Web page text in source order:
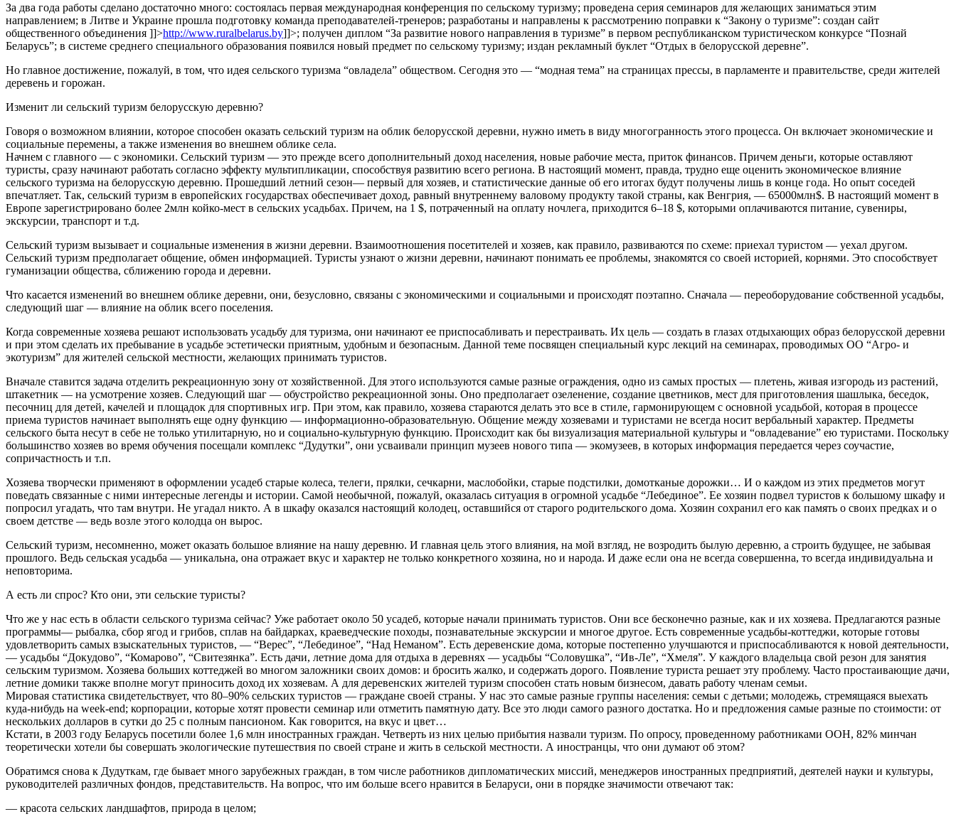
За два года работы сделано достаточно много: состоялась первая международная конференция по сельскому туризму; проведена серия семинаров для желающих заниматься этим
направлением; в Литве и Украине прошла подготовку команда преподавателей-тренеров; разработаны и направлены к рассмотрению поправки к “Закону о туризме”: создан сайт
общественного объединения ]]>http://www.ruralbelarus.by]]>; получен диплом “За развитие нового направления в туризме” в первом республиканском туристическом конкурсе “Познай
Беларусь”; в системе среднего специального образования появился новый предмет по сельскому туризму; издан рекламный буклет “Отдых в белорусской деревне”.
Но главное достижение, пожалуй, в том, что идея сельского туризма “овладела” обществом. Сегодня это — “модная тема” на страницах прессы, в парламенте и правительстве, среди жителей
деревень и горожан.
Изменит ли сельский туризм белорусскую деревню?
Говоря о возможном влиянии, которое способен оказать сельский туризм на облик белорусской деревни, нужно иметь в виду многогранность этого процесса. Он включает экономические и
социальные перемены, а также изменения во внешнем облике села.
Начнем с главного — с экономики. Сельский туризм — это прежде всего дополнительный доход населения, новые рабочие места, приток финансов. Причем деньги, которые оставляют
туристы, сразу начинают работать согласно эффекту мультипликации, способствуя развитию всего региона. В настоящий момент, правда, трудно еще оценить экономическое влияние
сельского туризма на белорусскую деревню. Прошедший летний сезон— первый для хозяев, и статистические данные об его итогах будут получены лишь в конце года. Но опыт соседей
впечатляет. Так, сельский туризм в европейских государствах обеспечивает доход, равный внутреннему валовому продукту такой страны, как Венгрия, — 65000млн$. В настоящий момент в
Европе зарегистрировано более 2млн койко-мест в сельских усадьбах. Причем, на 1 $, потраченный на оплату ночлега, приходится 6–18 $, которыми оплачиваются питание, сувениры,
экскурсии, транспорт и т.д.
Сельский туризм вызывает и социальные изменения в жизни деревни. Взаимоотношения посетителей и хозяев, как правило, развиваются по схеме: приехал туристом — уехал другом.
Сельский туризм предполагает общение, обмен информацией. Туристы узнают о жизни деревни, начинают понимать ее проблемы, знакомятся со своей историей, корнями. Это способствует
гуманизации общества, сближению города и деревни.
Что касается изменений во внешнем облике деревни, они, безусловно, связаны с экономическими и социальными и происходят поэтапно. Сначала — переоборудование собственной усадьбы,
следующий шаг — влияние на облик всего поселения.
Когда современные хозяева решают использовать усадьбу для туризма, они начинают ее приспосабливать и перестраивать. Их цель — создать в глазах отдыхающих образ белорусской деревни
и при этом сделать их пребывание в усадьбе эстетически приятным, удобным и безопасным. Данной теме посвящен специальный курс лекций на семинарах, проводимых ОО “Агро- и
экотуризм” для жителей сельской местности, желающих принимать туристов.
Вначале ставится задача отделить рекреационную зону от хозяйственной. Для этого используются самые разные ограждения, одно из самых простых — плетень, живая изгородь из растений,
штакетник — на усмотрение хозяев. Следующий шаг — обустройство рекреационной зоны. Оно предполагает озеленение, создание цветников, мест для приготовления шашлыка, беседок,
песочниц для детей, качелей и площадок для спортивных игр. При этом, как правило, хозяева стараются делать это все в стиле, гармонирующем с основной усадьбой, которая в процессе
приема туристов начинает выполнять еще одну функцию — информационно-образовательную. Общение между хозяевами и туристами не всегда носит вербальный характер. Предметы
сельского быта несут в себе не только утилитарную, но и социально-культурную функцию. Происходит как бы визуализация материальной культуры и “овладевание” ею туристами. Поскольку
большинство хозяев во время обучения посещали комплекс “Дудутки”, они усваивали принцип музеев нового типа — экомузеев, в которых информация передается через соучастие,
сопричастность и т.п.
Хозяева творчески применяют в оформлении усадеб старые колеса, телеги, прялки, сечкарни, маслобойки, старые подстилки, домотканые дорожки… И о каждом из этих предметов могут
поведать связанные с ними интересные легенды и истории. Самой необычной, пожалуй, оказалась ситуация в огромной усадьбе “Лебединое”. Ее хозяин подвел туристов к большому шкафу и
попросил угадать, что там внутри. Не угадал никто. А в шкафу оказался настоящий колодец, оставшийся от старого родительского дома. Хозяин сохранил его как память о своих предках и о
своем детстве — ведь возле этого колодца он вырос.
Сельский туризм, несомненно, может оказать большое влияние на нашу деревню. И главная цель этого влияния, на мой взгляд, не возродить былую деревню, а строить будущее, не забывая
прошлого. Ведь сельская усадьба — уникальна, она отражает вкус и характер не только конкретного хозяина, но и народа. И даже если она не всегда совершенна, то всегда индивидуальна и
неповторима.
А есть ли спрос? Кто они, эти сельские туристы?
Что же у нас есть в области сельского туризма сейчас? Уже работает около 50 усадеб, которые начали принимать туристов. Они все бесконечно разные, как и их хозяева. Предлагаются разные
программы— рыбалка, сбор ягод и грибов, сплав на байдарках, краеведческие походы, познавательные экскурсии и многое другое. Есть современные усадьбы-коттеджи, которые готовы
удовлетворить самых взыскательных туристов, — “Верес”, “Лебединое”, “Над Неманом”. Есть деревенские дома, которые постепенно улучшаются и приспосабливаются к новой деятельности,
— усадьбы “Докудово”, “Комарово”, “Свитезянка”. Есть дачи, летние дома для отдыха в деревнях — усадьбы “Соловушка”, “Ив-Ле”, “Хмеля”. У каждого владельца свой резон для занятия
сельским туризмом. Хозяева больших коттеджей во многом заложники своих домов: и бросить жалко, и содержать дорого. Появление туриста решает эту проблему. Часто простаивающие дачи,
летние домики также вполне могут приносить доход их хозяевам. А для деревенских жителей туризм способен стать новым бизнесом, давать работу членам семьи.
Мировая статистика свидетельствует, что 80–90% сельских туристов — граждане своей страны. У нас это самые разные группы населения: семьи с детьми; молодежь, стремящаяся выехать
куда-нибудь на week-end; корпорации, которые хотят провести семинар или отметить памятную дату. Все это люди самого разного достатка. Но и предложения самые разные по стоимости: от
нескольких долларов в сутки до 25 с полным пансионом. Как говорится, на вкус и цвет…
Кстати, в 2003 году Беларусь посетили более 1,6 млн иностранных граждан. Четверть из них целью прибытия назвали туризм. По опросу, проведенному работниками ООН, 82% минчан
теоретически хотели бы совершать экологические путешествия по своей стране и жить в сельской местности. А иностранцы, что они думают об этом?
Обратимся снова к Дудуткам, где бывает много зарубежных граждан, в том числе работников дипломатических миссий, менеджеров иностранных предприятий, деятелей науки и культуры,
руководителей различных фондов, представительств. На вопрос, что им больше всего нравится в Беларуси, они в порядке значимости отвечают так:
— красота сельских ландшафтов, природа в целом;